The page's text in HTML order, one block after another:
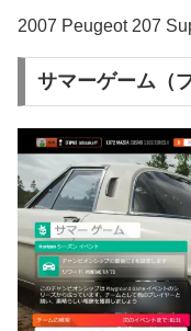
2007 Peugeot 207
サマーゲーム（